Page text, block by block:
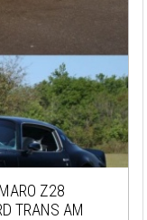
Z28
TRANS AM